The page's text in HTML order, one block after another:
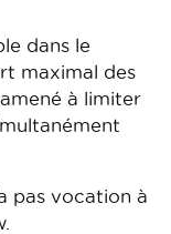
dans le
maximal des
à limiter
pas vocation à